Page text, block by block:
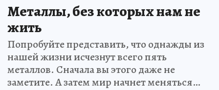
Металлы, без которых нам не
жить
Попробуйте представить, что однажды из
нашей жизни исчезнут всего пять
металлов. Сначала вы этого даже не
заметите. А затем мир начнет меняться…